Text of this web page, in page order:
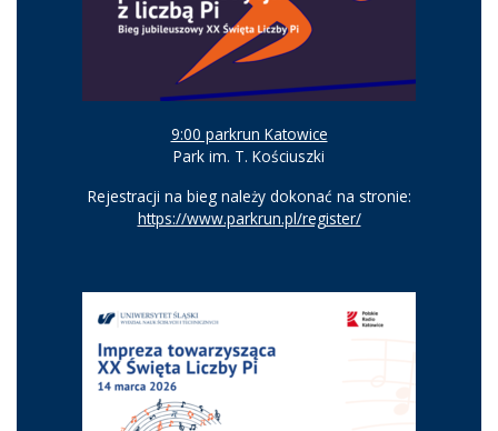
9:00 parkrun Katowice
Park im. T. Kościuszki
Rejestracji na bieg należy dokonać na stronie:
https://www.parkrun.pl/register/